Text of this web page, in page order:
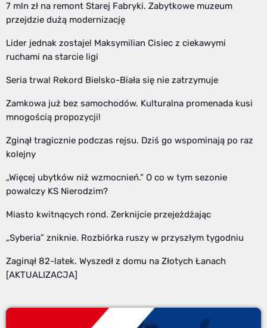
7 mln zł na remont Starej Fabryki. Zabytkowe muzeum
przejdzie dużą modernizację
Lider jednak zostaje! Maksymilian Cisiec z ciekawymi
ruchami na starcie ligi
Seria trwa! Rekord Bielsko-Biała się nie zatrzymuje
Zamkowa już bez samochodów. Kulturalna promenada kusi
mnogością propozycji!
Zginął tragicznie podczas rejsu. Dziś go wspominają po raz
kolejny
„Więcej ubytków niż wzmocnień.” O co w tym sezonie
powalczy KS Nierodzim?
Miasto kwitnących rond. Zerknijcie przejeżdżając
„Syberia” zniknie. Rozbiórka ruszy w przyszłym tygodniu
Zaginął 82-latek. Wyszedł z domu na Złotych Łanach
[AKTUALIZACJA]